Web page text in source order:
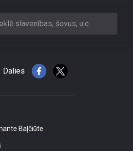
slavenības, šovus, u.c.
Dalies
Baļčiūte